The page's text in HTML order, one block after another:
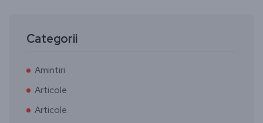
Categorii
Amintiri
Articole
Articole